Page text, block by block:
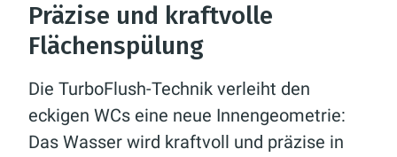
Präzise und kraftvolle
Flächenspülung
Die TurboFlush-Technik verleiht den
eckigen WCs eine neue Innengeometrie:
Das Wasser wird kraftvoll und präzise in